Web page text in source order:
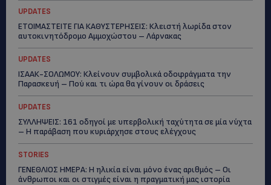
UPDATES
ΕΤΟΙΜΑΣΤΕΙΤΕ ΓΙΑ ΚΑΘΥΣΤΕΡΗΣΕΙΣ: Κλειστή λωρίδα στον
αυτοκινητόδρομο Αμμοχώστου – Λάρνακας
UPDATES
ΙΣΑΑΚ-ΣΟΛΩΜΟΥ: Κλείνουν συμβολικά οδοφράγματα την
Παρασκευή – Πού και τι ώρα θα γίνουν οι δράσεις
UPDATES
ΣΥΛΛΗΨΕΙΣ: 161 οδηγοί με υπερβολική ταχύτητα σε μία νύχτα
– Η παράβαση που κυριάρχησε στους ελέγχους
STORIES
ΓΕΝΕΘΛΙΟΣ ΗΜΕΡΑ: Η ηλικία είναι μόνο ένας αριθμός – Οι
άνθρωποι και οι στιγμές είναι η πραγματική μας ιστορία